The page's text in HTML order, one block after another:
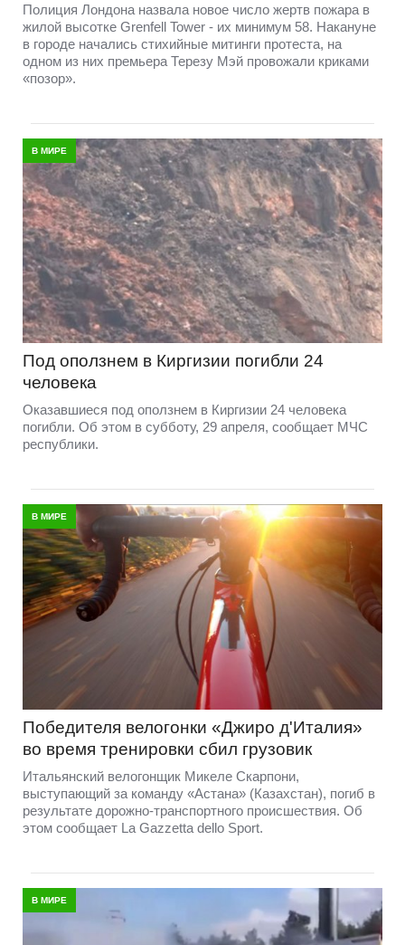
Полиция Лондона назвала новое число жертв пожара в
жилой высотке Grenfell Tower - их минимум 58. Накануне
в городе начались стихийные митинги протеста, на
одном из них премьера Терезу Мэй провожали криками
«позор».
В МИРЕ
Под оползнем в Киргизии погибли 24
человека
Оказавшиеся под оползнем в Киргизии 24 человека
погибли. Об этом в субботу, 29 апреля, сообщает МЧС
республики.
В МИРЕ
Победителя велогонки «Джиро д'Италия»
во время тренировки сбил грузовик
Итальянский велогонщик Микеле Скарпони,
выступающий за команду «Астана» (Казахстан), погиб в
результате дорожно-транспортного происшествия. Об
этом сообщает La Gazzetta dello Sport.
В МИРЕ